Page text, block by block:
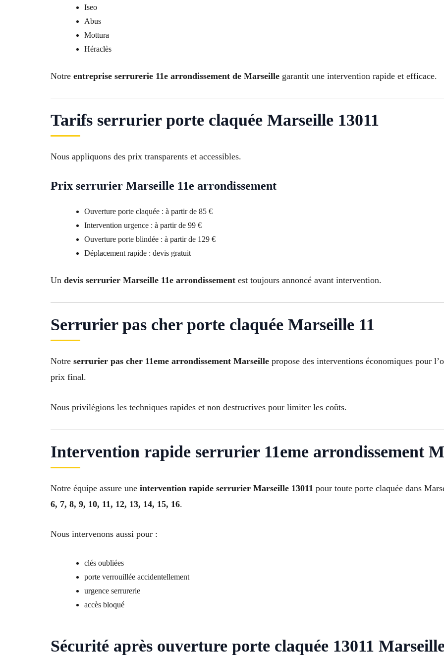
Iseo
Abus
Mottura
Héraclès
Notre entreprise serrurerie 11e arrondissement de Marseille garantit une intervention rapide et efficace.
Tarifs serrurier porte claquée Marseille 13011
Nous appliquons des prix transparents et accessibles.
Prix serrurier Marseille 11e arrondissement
Ouverture porte claquée : à partir de 85 €
Intervention urgence : à partir de 99 €
Ouverture porte blindée : à partir de 129 €
Déplacement rapide : devis gratuit
Un devis serrurier Marseille 11e arrondissement est toujours annoncé avant intervention.
Serrurier pas cher porte claquée Marseille 11
Notre serrurier pas cher 11eme arrondissement Marseille propose des interventions économiques pour
prix final.
Nous privilégions les techniques rapides et non destructives pour limiter les coûts.
Intervention rapide serrurier 11eme arrondissement
Notre équipe assure une intervention rapide serrurier Marseille 13011 pour toute porte claquée dans
6, 7, 8, 9, 10, 11, 12, 13, 14, 15, 16.
Nous intervenons aussi pour :
clés oubliées
porte verrouillée accidentellement
urgence serrurerie
accès bloqué
Sécurité après ouverture porte claquée 13011